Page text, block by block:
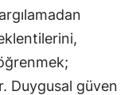
Duygusal güven